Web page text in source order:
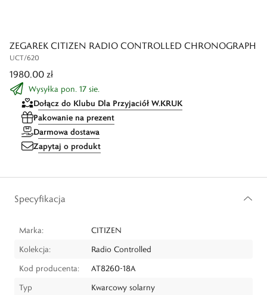
ZEGAREK CITIZEN RADIO CONTROLLED CHRONOGRAPH
UCT/620
1980,00 zł
Wysyłka pon. 17 sie.
Dołącz do Klubu Dla Przyjaciół W.KRUK
Pakowanie na prezent
Darmowa dostawa
Zapytaj o produkt
Specyfikacja
Marka:
CITIZEN
Kolekcja:
Radio Controlled
Kod producenta:
AT8260-18A
Typ
Kwarcowy solarny